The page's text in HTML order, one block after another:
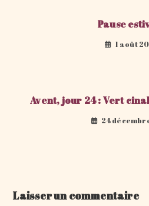
Pause
1 août
Avent, jour 24 : Vert
24
Laisser un commentaire